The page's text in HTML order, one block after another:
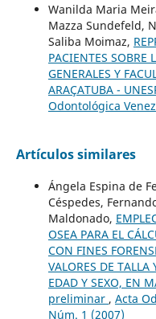
Wanilda Maria
Mazza Sundefeld,
Saliba Moimaz,
PACIENTES SOBRE
GENERALES Y
ARAÇATUBA -
Odontológica
Artículos similares
Ángela Espina de
Céspedes,
Maldonado,
OSEA PARA EL
CON FINES
VALORES DE TALLA
EDAD Y SEXO, EN
preliminar , Acta
Núm. 1 (2007)